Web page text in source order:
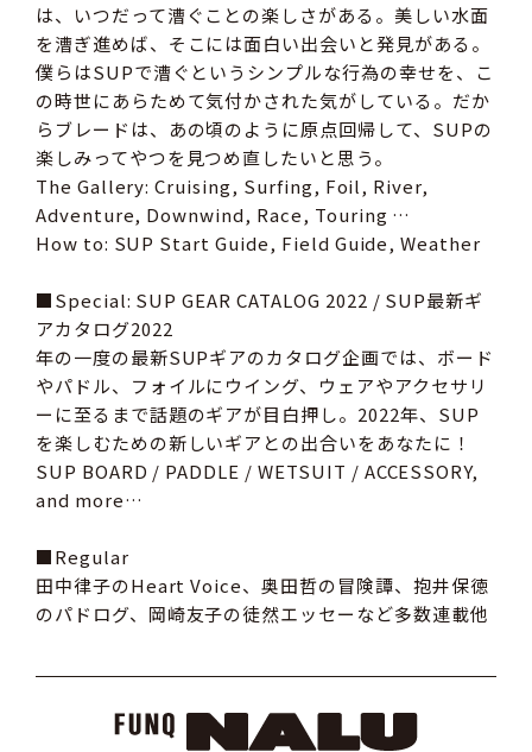
は、いつだって漕ぐことの楽しさがある。美しい水面
を漕ぎ進めば、そこには面白い出会いと発見がある。
僕らはSUPで漕ぐというシンプルな行為の幸せを、こ
の時世にあらためて気付かされた気がしている。だか
らブレードは、あの頃のように原点回帰して、SUPの
楽しみってやつを見つめ直したいと思う。
The Gallery: Cruising, Surfing, Foil, River,
Adventure, Downwind, Race, Touring …
How to: SUP Start Guide, Field Guide, Weather
■Special: SUP GEAR CATALOG 2022 / SUP最新ギ
アカタログ2022
年の一度の最新SUPギアのカタログ企画では、ボード
やパドル、フォイルにウイング、ウェアやアクセサリ
ーに至るまで話題のギアが目白押し。2022年、SUP
を楽しむための新しいギアとの出合いをあなたに！
SUP BOARD / PADDLE / WETSUIT / ACCESSORY,
and more…
■Regular
田中律子のHeart Voice、奥田哲の冒険譚、抱井保徳
のパドログ、岡崎友子の徒然エッセーなど多数連載他